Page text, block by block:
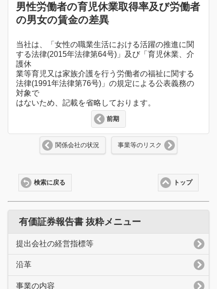
男性労働者の育児休業取得率及び労働者
の男女の賃金の差異
当社は、「女性の職業生活における活躍の推進に関
する法律(2015年法律第64号)」及び「育児休業、介
護休
業等育児又は家族介護を行う労働者の福祉に関する
法律(1991年法律第76号)」の規定による公表義務の
対象で
はないため、記載を省略しております。
前期
関係会社の状況 事業等のリスク
トップ
検索に戻る
有価証券報告書 抜粋メニュー
提出会社の経営指標等
沿革
事業の内容